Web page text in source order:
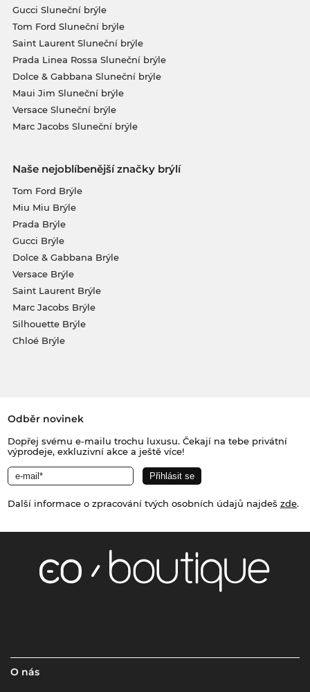
Gucci Sluneční brýle
Tom Ford Sluneční brýle
Saint Laurent Sluneční brýle
Prada Linea Rossa Sluneční brýle
Dolce & Gabbana Sluneční brýle
Maui Jim Sluneční brýle
Versace Sluneční brýle
Marc Jacobs Sluneční brýle
Naše nejoblíbenější značky brýlí
Tom Ford Brýle
Miu Miu Brýle
Prada Brýle
Gucci Brýle
Dolce & Gabbana Brýle
Versace Brýle
Saint Laurent Brýle
Marc Jacobs Brýle
Silhouette Brýle
Chloé Brýle
Odběr novinek
Dopřej svému e-mailu trochu luxusu. Čekají na tebe privátní
výprodeje, exkluzivní akce a ještě více!
Další informace o zpracování tvých osobních údajů najdeš zde.
O nás